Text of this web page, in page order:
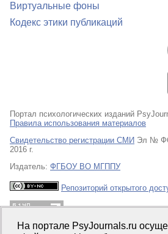
Виртуальные фоны
Кодекс этики публикаций
Портал психологических изданий
Правила использования материалов
Свидетельство регистрации СМИ Эл №
2016 г.
Издатель: ФГБОУ ВО МГППУ
Репозиторий открытого
На портале PsyJournals.ru